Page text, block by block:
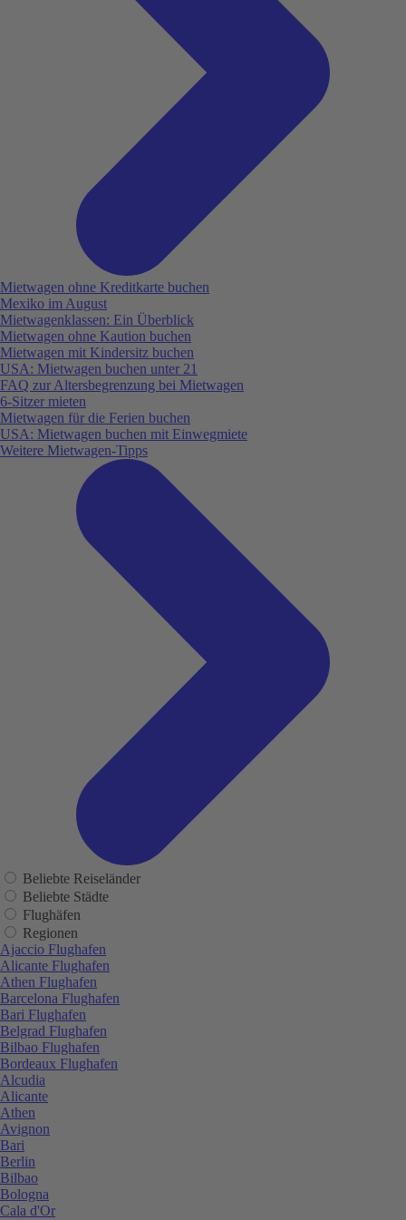
Mietwagen ohne Kreditkarte buchen
Mexiko im August
Mietwagenklassen: Ein Überblick
Mietwagen ohne Kaution buchen
Mietwagen mit Kindersitz buchen
USA: Mietwagen buchen unter 21
FAQ zur Altersbegrenzung bei Mietwagen
6-Sitzer mieten
Mietwagen für die Ferien buchen
USA: Mietwagen buchen mit Einwegmiete
Weitere Mietwagen-Tipps
Beliebte Reiseländer
Beliebte Städte
Flughäfen
Regionen
Ajaccio Flughafen
Alicante Flughafen
Athen Flughafen
Barcelona Flughafen
Bari Flughafen
Belgrad Flughafen
Bilbao Flughafen
Bordeaux Flughafen
Alcudia
Alicante
Athen
Avignon
Bari
Berlin
Bilbao
Bologna
Cala d'Or